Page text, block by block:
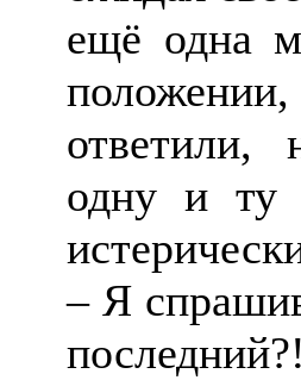
ещё одна
ответили,
одну и ту
– Я